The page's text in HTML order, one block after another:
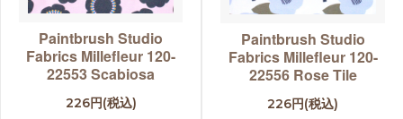
Paintbrush Studio
Fabrics Millefleur 120-
22553 Scabiosa
226円(税込)
Paintbrush Studio
Fabrics Millefleur 120-
22556 Rose Tile
226円(税込)